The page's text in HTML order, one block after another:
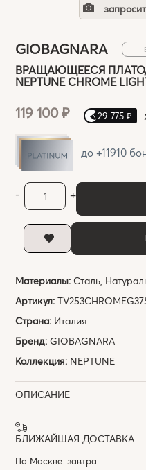
GIOBAGNARA
ВРАЩАЮЩЕЕСЯ
NEPTUNE CHROME
119 100 ₽ 29 775 ₽
до +11910
- +
Материалы:Сталь,
Артикул:
Страна: Италия
Бренд:GIOBAGNARA
Коллекция: NEPTUNE
ОПИСАНИЕ
БЛИЖАЙШАЯ ДОСТАВКА
По Москве: завтра